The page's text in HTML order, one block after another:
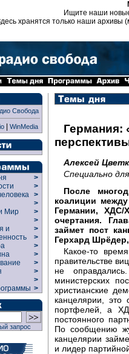
Ищите наши
хранятся только наши архивы
Свобода
| WinMedia
>
>
>
>
Мир
>
>
и
>
>
>
>
>
>
>
>
запрос
Германия:
Алексей
Специально
После
коалиции
Германии, ХДС/
очертания.
займет пост
Герхард
Какое-то
правительстве
не
министерских
христианские
канцелярии, это
портфелей, а
постоянного
По сообщению
канцелярии
и лидер